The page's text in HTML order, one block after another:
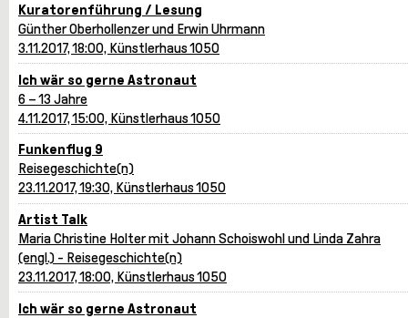
Kuratorenführung / Lesung
Günther Oberhollenzer und Erwin Uhrmann
3.11.2017, 18:00, Künstlerhaus 1050
Ich wär so gerne Astronaut
6 – 13 Jahre
4.11.2017, 15:00, Künstlerhaus 1050
Funkenflug 9
Reisegeschichte(n)
23.11.2017, 19:30, Künstlerhaus 1050
Artist Talk
Maria Christine Holter mit Johann Schoiswohl und Linda Zahra
(engl.) - Reisegeschichte(n)
23.11.2017, 18:00, Künstlerhaus 1050
Ich wär so gerne Astronaut